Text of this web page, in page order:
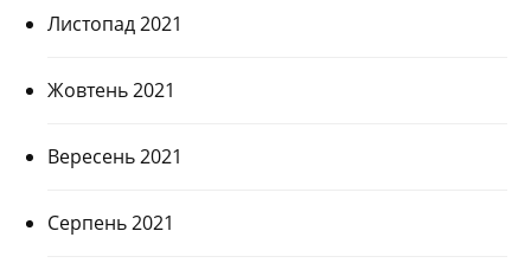
Листопад 2021
Жовтень 2021
Вересень 2021
Серпень 2021